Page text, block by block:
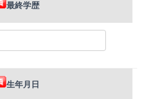
最終学歴
生年月日